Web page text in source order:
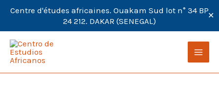
Centre d'études africaines. Ouakam Sud lot n° 34 BP
24 212. DAKAR (SENEGAL)
✕
contenido